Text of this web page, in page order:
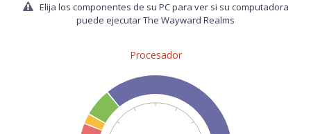
Elija los componentes de su PC para ver si su computadora
puede ejecutar The Wayward Realms
Procesador